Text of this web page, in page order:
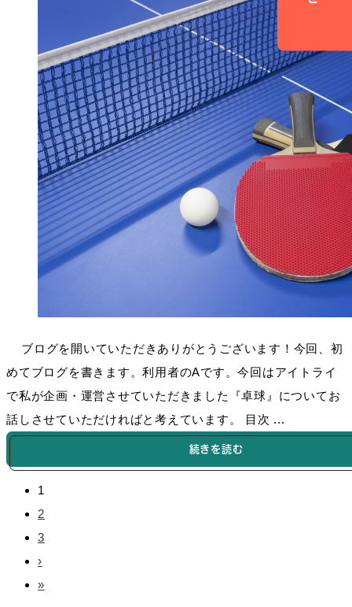
ブログを開いていただきありがとうございます！今回、初
めてブログを書きます。利用者のAです。今回はアイトライ
で私が企画・運営させていただきました『卓球』についてお
話しさせていただければと考えています。 目次 ...
続きを読む
1
2
3
›
»